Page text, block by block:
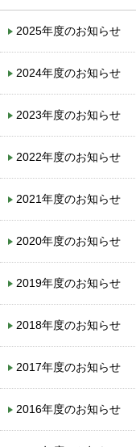
2025年度のお知らせ
2024年度のお知らせ
2023年度のお知らせ
2022年度のお知らせ
2021年度のお知らせ
2020年度のお知らせ
2019年度のお知らせ
2018年度のお知らせ
2017年度のお知らせ
2016年度のお知らせ